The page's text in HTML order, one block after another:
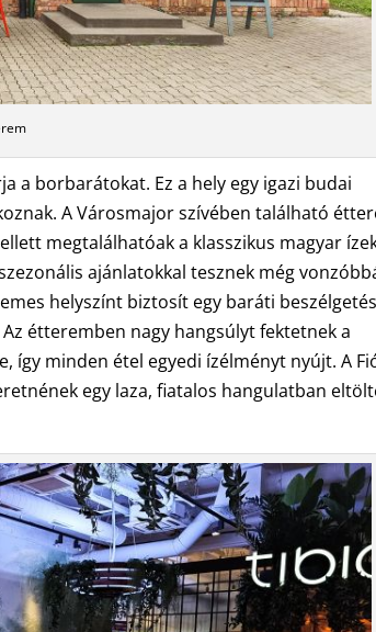
a borbarátokat. Ez a hely egy igazi budai
A Városmajor szívében található
megtalálhatóak a klasszikus magyar
ajánlatokkal tesznek még
helyszínt biztosít egy baráti
étteremben nagy hangsúlyt fektetnek a
így minden étel egyedi ízélményt nyújt. A
egy laza, fiatalos hangulatban